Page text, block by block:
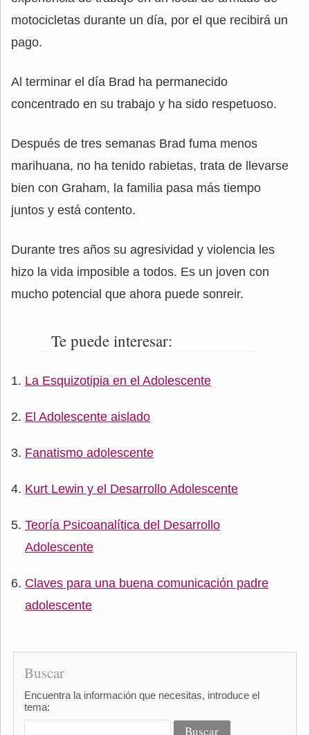
motocicletas durante un día, por el que recibirá un
pago.
Al terminar el día Brad ha permanecido
concentrado en su trabajo y ha sido respetuoso.
Después de tres semanas Brad fuma menos
marihuana, no ha tenido rabietas, trata de llevarse
bien con Graham, la familia pasa más tiempo
juntos y está contento.
Durante tres años su agresividad y violencia les
hizo la vida imposible a todos. Es un joven con
mucho potencial que ahora puede sonreir.
Te puede interesar:
La Esquizotipia en el Adolescente
El Adolescente aislado
Fanatismo adolescente
Kurt Lewin y el Desarrollo Adolescente
Teoría Psicoanalítica del Desarrollo
Adolescente
Claves para una buena comunicación padre
adolescente
Buscar
Encuentra la información que necesitas, introduce el
tema: